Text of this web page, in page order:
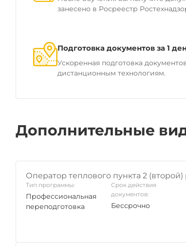
занесено в Росреестр
Подготовка документов за 1
Ускоренная подготовка
дистанционным технологиям.
Дополнительные
Оператор теплового пункта 2 (второй)
Тип программы:
Профессиональная
переподготовка
Срок действия
документов:
Бессрочно